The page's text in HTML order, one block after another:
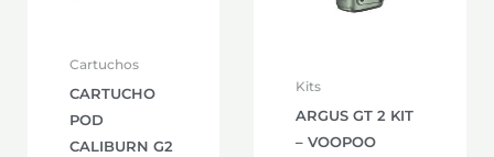
Cartuchos
CARTUCHO
POD
CALIBURN G2
Kits
ARGUS GT 2 KIT
– VOOPOO